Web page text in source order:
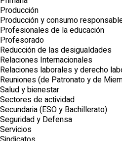
Producción
Producción y consumo
Profesionales de la educación
Profesorado
Reducción de las desigualdades
Relaciones Internacionales
Relaciones laborales y derecho
Reuniones (de Patronato y de
Salud y bienestar
Sectores de actividad
Secundaria (ESO y Bachillerato)
Seguridad y Defensa
Servicios